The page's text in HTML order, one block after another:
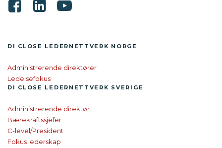
DI CLOSE LEDER­NETTVERK NORGE
Administrerende direktører
Ledelsefokus
DI CLOSE LEDER­NETTVERK SVERIGE
Administrerende direktør
Bærekraftssjefer
C-level/President
Fokus lederskap